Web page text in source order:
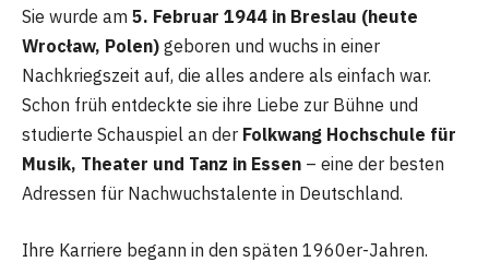
Sie wurde am 5. Februar 1944 in Breslau (heute
Wrocław, Polen) geboren und wuchs in einer
Nachkriegszeit auf, die alles andere als einfach war.
Schon früh entdeckte sie ihre Liebe zur Bühne und
studierte Schauspiel an der Folkwang Hochschule für
Musik, Theater und Tanz in Essen – eine der besten
Adressen für Nachwuchstalente in Deutschland.
Ihre Karriere begann in den späten 1960er-Jahren.